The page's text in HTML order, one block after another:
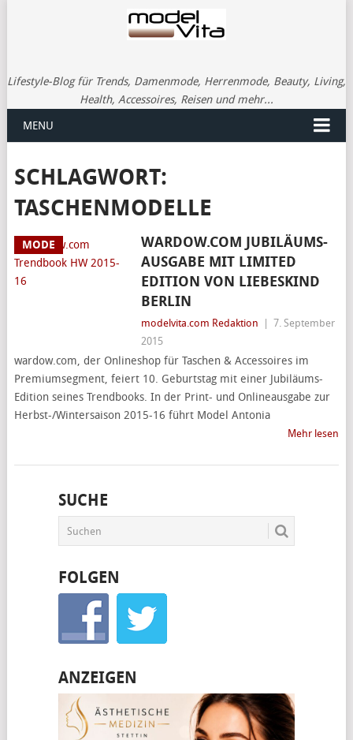
Lifestyle-Blog für Trends, Damenmode, Herrenmode, Beauty, Living,
Health, Accessoires, Reisen und mehr...
MENU
SCHLAGWORT:
TASCHENMODELLE
MODE
WARDOW.COM JUBILÄUMS-
AUSGABE MIT LIMITED
EDITION VON LIEBESKIND
BERLIN
modelvita.com Redaktion
7. September
2015
wardow.com, der Onlineshop für Taschen & Accessoires im
Premiumsegment, feiert 10. Geburtstag mit einer Jubiläums-
Edition seines Trendbooks. In der Print- und Onlineausgabe zur
Herbst-/Wintersaison 2015-16 führt Model Antonia
Mehr lesen
SUCHE
FOLGEN
ANZEIGEN